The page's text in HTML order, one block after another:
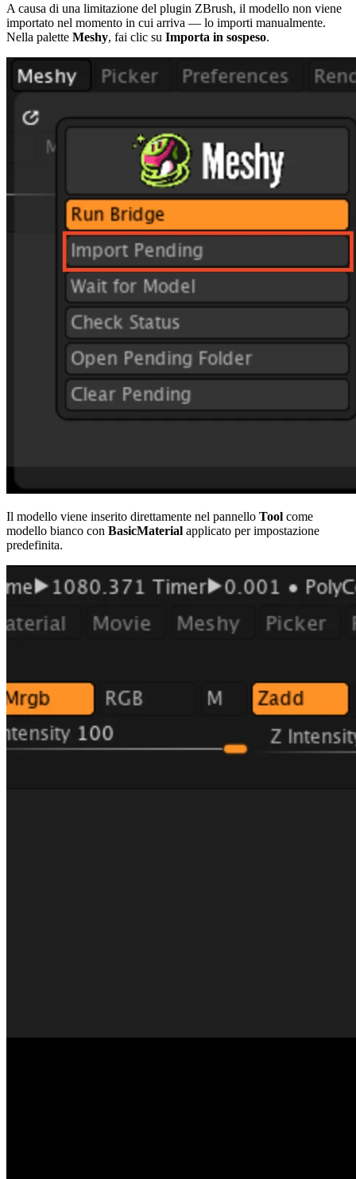
A causa di una limitazione del plugin ZBrush, il modello non viene
importato nel momento in cui arriva — lo importi manualmente.
Nella palette Meshy, fai clic su Importa in sospeso.
Il modello viene inserito direttamente nel pannello Tool come
modello bianco con BasicMaterial applicato per impostazione
predefinita.